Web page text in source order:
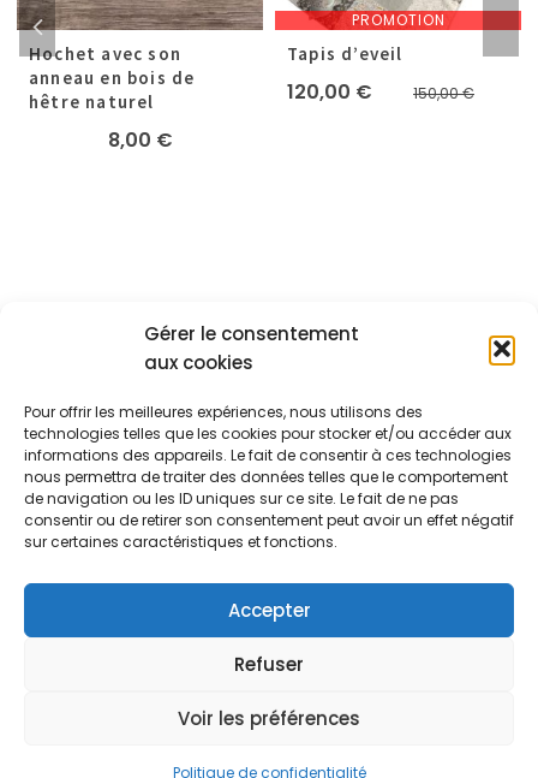
Gérer le consentement
aux cookies
Pour offrir les meilleures expériences, nous utilisons des
technologies telles que les cookies pour stocker et/ou accéder aux
informations des appareils. Le fait de consentir à ces technologies
nous permettra de traiter des données telles que le comportement
de navigation ou les ID uniques sur ce site. Le fait de ne pas
consentir ou de retirer son consentement peut avoir un effet négatif
sur certaines caractéristiques et fonctions.
Accepter
Refuser
Voir les préférences
Politique de confidentialité
Hochet avec son
anneau en bois de
hêtre naturel
8,00 €
PROMOTION
Tapis d’eveil
150,00€Le
120,00 €
Le
Les créas de Mathilde
24 Route NationaleMaureillas-Las-Illas 66480
+33.6.07.29.70.73
SUIVEZ-NOUS
Conditions Générales de ventes Contact